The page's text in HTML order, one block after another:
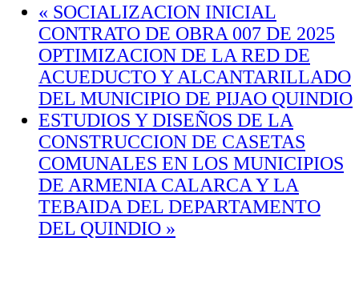
« SOCIALIZACION INICIAL
CONTRATO DE OBRA 007 DE 2025
OPTIMIZACION DE LA RED DE
ACUEDUCTO Y ALCANTARILLADO
DEL MUNICIPIO DE PIJAO QUINDIO
ESTUDIOS Y DISEÑOS DE LA
CONSTRUCCION DE CASETAS
COMUNALES EN LOS MUNICIPIOS
DE ARMENIA CALARCA Y LA
TEBAIDA DEL DEPARTAMENTO
DEL QUINDIO »